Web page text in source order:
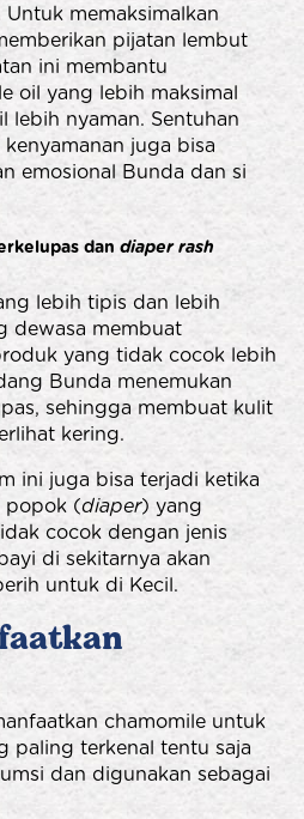
memaksimalkan
pijatan lembut
ini membantu
oil yang lebih maksimal
lebih nyaman. Sentuhan
juga bisa
emosional Bunda dan si
dandiaper rash
lebih tipis dan lebih
dewasa membuat
yang tidak cocok lebih
Bunda menemukan
sehingga membuat kulit
kering.
ini juga bisa terjadi ketika
popok (diaper) yang
cocok dengan jenis
di sekitarnya akan
untuk di Kecil.
chamomile untuk
paling terkenal tentu saja
dan digunakan sebagai